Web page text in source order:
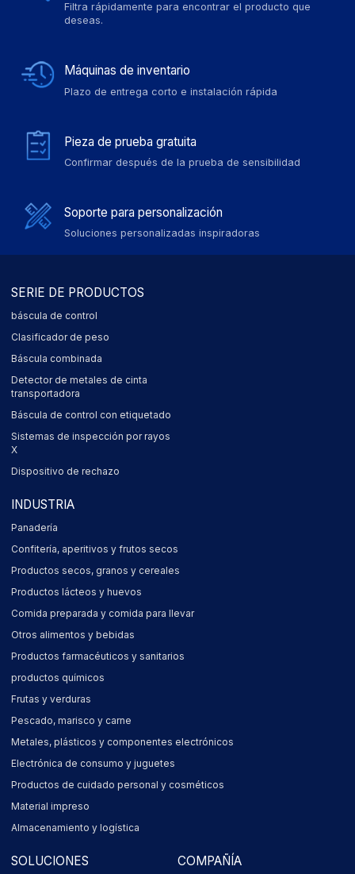
Filtra rápidamente para encontrar el producto que
deseas.
Máquinas de inventario
Plazo de entrega corto e instalación rápida
Pieza de prueba gratuita
Confirmar después de la prueba de sensibilidad
Soporte para personalización
Soluciones personalizadas inspiradoras
SERIE DE PRODUCTOS
báscula de control
Clasificador de peso
Báscula combinada
Detector de metales de cinta
transportadora
Báscula de control con etiquetado
Sistemas de inspección por rayos
X
Dispositivo de rechazo
INDUSTRIA
Panadería
Confitería, aperitivos y frutos secos
Productos secos, granos y cereales
Productos lácteos y huevos
Comida preparada y comida para llevar
Otros alimentos y bebidas
Productos farmacéuticos y sanitarios
productos químicos
Frutas y verduras
Pescado, marisco y carne
Metales, plásticos y componentes electrónicos
Electrónica de consumo y juguetes
Productos de cuidado personal y cosméticos
Material impreso
Almacenamiento y logística
SOLUCIONES COMPAÑÍA